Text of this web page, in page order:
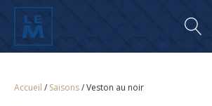
Accueil / Saisons/ Veston au noir